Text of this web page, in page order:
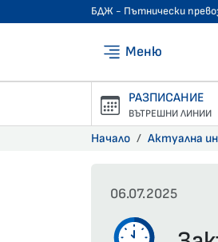
БДЖ - Пътнически
Меню
РАЗПИСАНИЕ
ВЪТРЕШНИ ЛИНИИ
Начало Актуална
06.07.2025